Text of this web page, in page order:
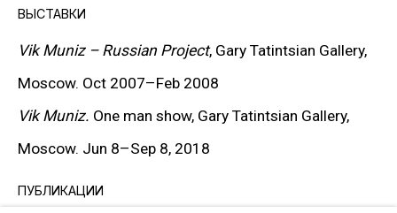
Facebook*
Twitter
Instagram*
Pinterest
Artsy
ВЫСТАВКИ
Vik Muniz – Russian Project, Gary Tatintsian Gallery,
Moscow. Oct 2007–Feb 2008
Vik Muniz. One man show, Gary Tatintsian Gallery,
Moscow. Jun 8–Sep 8, 2018
ПУБЛИКАЦИИ